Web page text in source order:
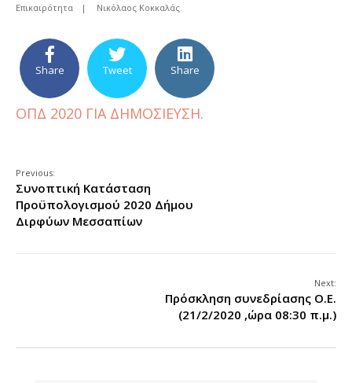
Επικαιρότητα
| Νικόλαος Κοκκαλάς
Share Tweet Share
ΟΠΔ 2020 ΓΙΑ ΔΗΜΟΣΙΕΥΣΗ.
Previous:
Συνοπτική Κατάσταση
Προϋπολογισμού 2020 Δήμου
Διρφύων Μεσσαπίων
Next:
Πρόσκληση συνεδρίασης Ο.Ε.
(21/2/2020 ,ώρα 08:30 π.μ.)